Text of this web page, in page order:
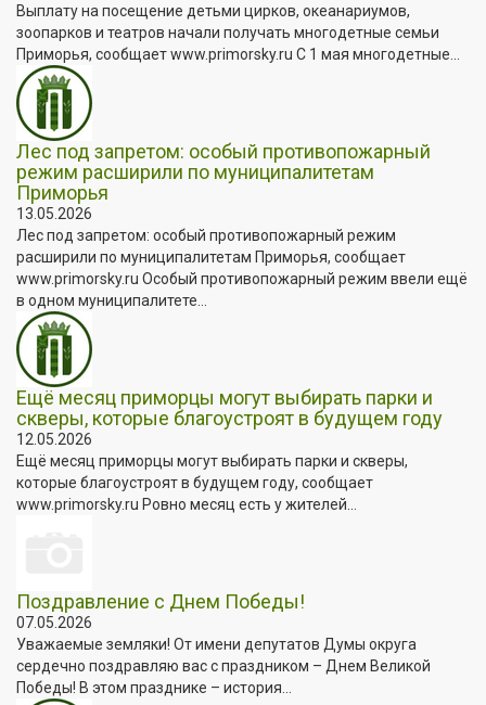
Выплату на посещение детьми цирков, океанариумов,
зоопарков и театров начали получать многодетные семьи
Приморья, сообщает www.primorsky.ru С 1 мая многодетные...
Лес под запретом: особый противопожарный
режим расширили по муниципалитетам
Приморья
13.05.2026
Лес под запретом: особый противопожарный режим
расширили по муниципалитетам Приморья, сообщает
www.primorsky.ru Особый противопожарный режим ввели ещё
в одном муниципалитете...
Ещё месяц приморцы могут выбирать парки и
скверы, которые благоустроят в будущем году
12.05.2026
Ещё месяц приморцы могут выбирать парки и скверы,
которые благоустроят в будущем году, сообщает
www.primorsky.ru Ровно месяц есть у жителей...
Поздравление с Днем Победы!
07.05.2026
Уважаемые земляки! От имени депутатов Думы округа
сердечно поздравляю вас с праздником – Днем Великой
Победы! В этом празднике – история...